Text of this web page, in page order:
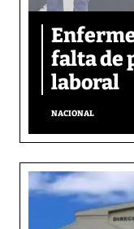
falta de
laboral
NACIONAL